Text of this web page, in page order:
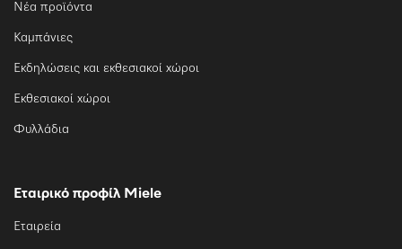
Νέα προϊόντα
Καμπάνιες
Εκδηλώσεις και εκθεσιακοί χώροι
Εκθεσιακοί χώροι
Φυλλάδια
Εταιρικό προφίλ Miele
Εταιρεία